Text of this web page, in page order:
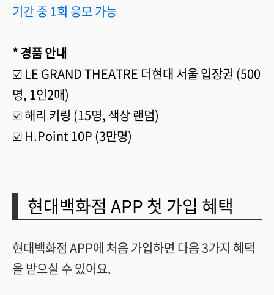
기간 중 1회 응모 가능
* 경품 안내
☑️ LE GRAND THEATRE 더현대 서울 입장권 (500
명, 1인2매)
☑️ 해리 키링 (15명, 색상 랜덤)
☑️ H.Point 10P (3만명)
현대백화점 APP 첫 가입 혜택
현대백화점 APP에 처음 가입하면 다음 3가지 혜택
을 받으실 수 있어요.